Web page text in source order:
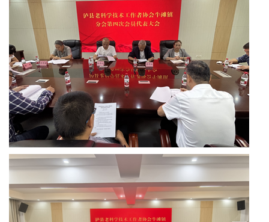
教
育
关
委
四
川